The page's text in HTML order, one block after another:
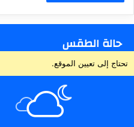
حالة الطقس
تحتاج إلى تعيين الموقع.